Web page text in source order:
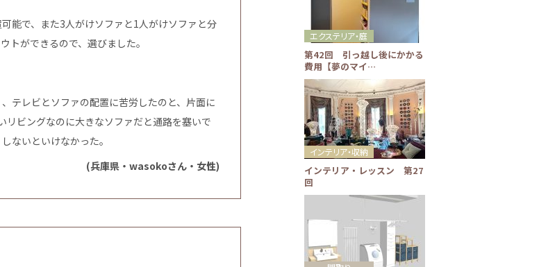
能で、また3人がけソファと1人がけソファと分
トができるので、選びました。
テレビとソファの配置に苦労したのと、片面に
リビングなのに大きなソファだと通路を塞いで
ないといけなかった。
(兵庫県・wasokoさん・女性)
第42回 引っ越し後にかかる
費用【夢のマイ…
エクステリア・庭
インテリア・レッスン 第27
回
インテリア・収納